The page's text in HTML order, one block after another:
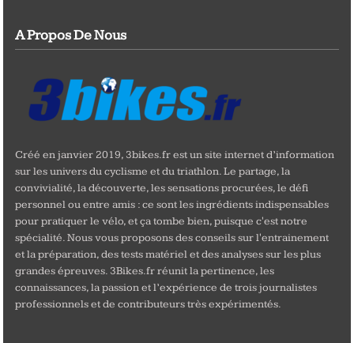
A Propos De Nous
Créé en janvier 2019, 3bikes.fr est un site internet d’information
sur les univers du cyclisme et du triathlon. Le partage, la
convivialité, la découverte, les sensations procurées, le défi
personnel ou entre amis : ce sont les ingrédients indispensables
pour pratiquer le vélo, et ça tombe bien, puisque c'est notre
spécialité. Nous vous proposons des conseils sur l'entrainement
et la préparation, des tests matériel et des analyses sur les plus
grandes épreuves. 3Bikes.fr réunit la pertinence, les
connaissances, la passion et l’expérience de trois journalistes
professionnels et de contributeurs très expérimentés.